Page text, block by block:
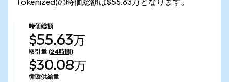
Tokenized)の時価総額は$55.63万となります。
時価総額
$55.63万
取引量 (24時間)
$30.08万
循環供給量